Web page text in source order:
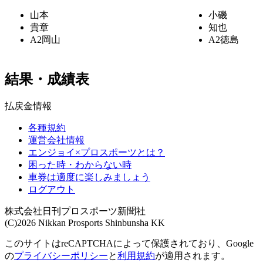
山本
貴章
A2岡山
小磯
知也
A2徳島
結果・成績表
払戻金情報
各種規約
運営会社情報
エンジョイ×プロスポーツとは？
困った時・わからない時
車券は適度に楽しみましょう
ログアウト
株式会社日刊プロスポーツ新聞社
(C)2026 Nikkan Prosports Shinbunsha KK
このサイトはreCAPTCHAによって保護されており、Google
のプライバシーポリシーと利用規約が適用されます。